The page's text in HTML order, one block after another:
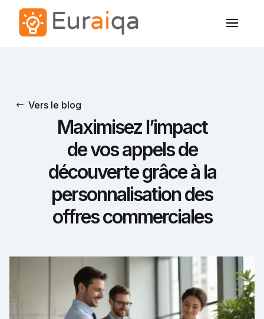
Vers le blog
Maximisez l’impact
de vos appels de
découverte grâce à la
personnalisation des
offres commerciales